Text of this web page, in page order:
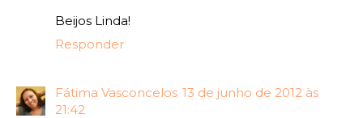
Beijos Linda!
Responder
Fátima Vasconcelos 13 de junho de 2012 às
21:42